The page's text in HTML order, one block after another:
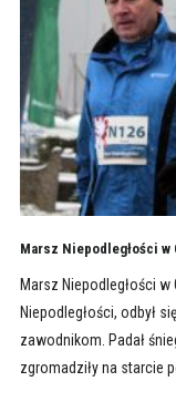
Marsz Niepodległości w
Marsz Niepodległości
Niepodległości, odbył
zawodnikom. Padał
zgromadziły na starcie